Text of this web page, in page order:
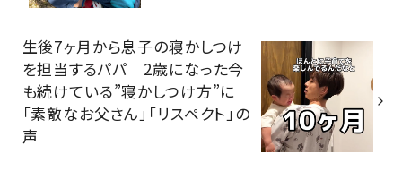
生後7ヶ月から息子の寝かしつけ
を担当するパパ 2歳になった今
も続けている”寝かしつけ方”に
「素敵なお父さん」「リスペクト」の
声